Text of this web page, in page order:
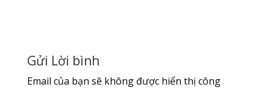
Gửi Lời bình
Email của bạn sẽ không được hiển thị công